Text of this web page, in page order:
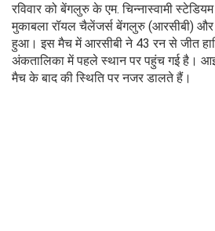
रविवार को बेंगलुरु के एम. चिन्नास्वामी
मुकाबला रॉयल चैलेंजर्स बेंगलुरु (आरसीबी)
हुआ। इस मैच में आरसीबी ने 43 रन से जीत
अंकतालिका में पहले स्थान पर पहुंच गई है।
मैच के बाद की स्थिति पर नजर डालते हैं।